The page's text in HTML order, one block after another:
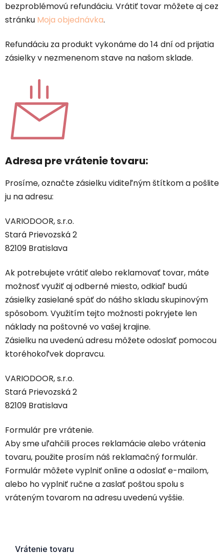
bezproblémovú refundáciu. Vrátiť tovar môžete aj cez
stránku Moja objednávka.
Refundáciu za produkt vykonáme do 14 dní od prijatia
zásielky v nezmenenom stave na našom sklade.
Adresa pre vrátenie tovaru:
Prosíme, označte zásielku viditeľným štítkom a pošlite
ju na adresu:
VARIODOOR, s.r.o.
Stará Prievozská 2
82109 Bratislava
Ak potrebujete vrátiť alebo reklamovať tovar, máte
možnosť využiť aj odberné miesto, odkiaľ budú
zásielky zasielané späť do nášho skladu skupinovým
spôsobom. Využitím tejto možnosti pokryjete len
náklady na poštovné vo vašej krajine.
Zásielku na uvedenú adresu môžete odoslať pomocou
ktoréhokoľvek dopravcu.
VARIODOOR, s.r.o.
Stará Prievozská 2
82109 Bratislava
Formulár pre vrátenie.
Aby sme uľahčili proces reklamácie alebo vrátenia
tovaru, použite prosím náš reklamačný formulár.
Formulár môžete vyplniť online a odoslať e-mailom,
alebo ho vyplniť ručne a zaslať poštou spolu s
vráteným tovarom na adresu uvedenú vyššie.